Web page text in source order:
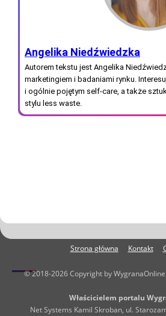
Angelika Niedźwiedzka
Autorem tekstu jest Angelika
marketingiem i badaniami rynku.
i ogólnie pojętym self-care, a także
stylu less waste.
Strona główna Kontakt
© 2018-2026 Copyright by
Właścicielem portalu
Net Systems Kamil Skroban, ul.